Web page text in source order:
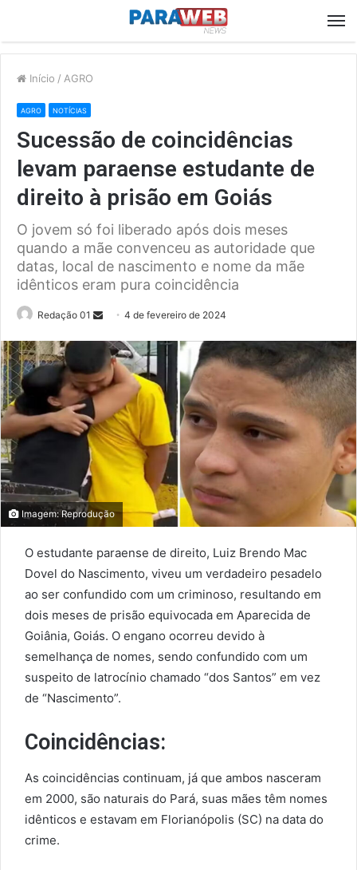
Início / AGRO
AGRO NOTÍCIAS
Sucessão de coincidências
levam paraense estudante de
direito à prisão em Goiás
O jovem só foi liberado após dois meses
quando a mãe convenceu as autoridade que
datas, local de nascimento e nome da mãe
idênticos eram pura coincidência
Redação 01
Send
email
4 de fevereiro de 2024
Imagem: Reprodução
O estudante paraense de direito, Luiz Brendo Mac
Dovel do Nascimento, viveu um verdadeiro pesadelo
ao ser confundido com um criminoso, resultando em
dois meses de prisão equivocada em Aparecida de
Goiânia, Goiás. O engano ocorreu devido à
semelhança de nomes, sendo confundido com um
suspeito de latrocínio chamado “dos Santos” em vez
de “Nascimento”.
Coincidências:
As coincidências continuam, já que ambos nasceram
em 2000, são naturais do Pará, suas mães têm nomes
idênticos e estavam em Florianópolis (SC) na data do
crime.